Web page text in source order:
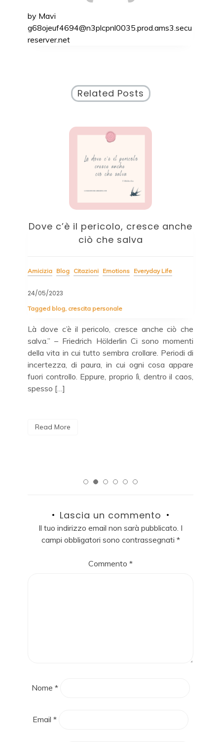
by Mavi
g68ojeuf4694@n3plcpnl0035.prod.ams3.secu
reserver.net
Related Posts
Dove c’è il pericolo, cresce anche
ciò che salva
Amicizia Blog Citazioni Emotions Everyday Life
24/05/2023
Tagged blog, crescita personale
Là dove c’è il pericolo, cresce anche ciò che
salva.” – Friedrich Hölderlin Ci sono momenti
della vita in cui tutto sembra crollare. Periodi di
incertezza, di paura, in cui ogni cosa appare
fuori controllo. Eppure, proprio lì, dentro il caos,
spesso […]
Read More
Lascia un commento
Il tuo indirizzo email non sarà pubblicato. I
campi obbligatori sono contrassegnati *
Commento *
Nome *
Email *